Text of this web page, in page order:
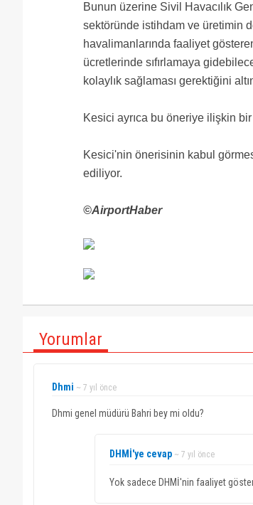
Bunun üzerine Sivil Havacılık
sektöründe istihdam ve üretimin
havalimanlarında faaliyet
ücretlerinde sıfırlamaya
kolaylık sağlaması gerektiğini
Kesici ayrıca bu öneriye ilişkin
Kesici'nin önerisinin kabul
ediliyor.
©AirportHaber
Yorumlar
Dhmi ~ 7 yıl önce
Dhmi genel müdürü Bahri bey mi oldu?
DHMİ'ye cevap ~ 7 yıl önce
Yok sadece DHMİ'nin faaliyet